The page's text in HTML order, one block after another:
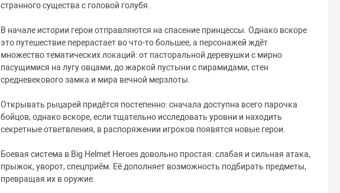
странного существа с головой голубя.
В начале истории герои отправляются на спасение принцессы. Однако вскоре
это путешествие перерастает во что-то большее, а персонажей ждёт
множество тематических локаций: от пасторальной деревушки с мирно
пасущимися на лугу овцами, до жаркой пустыни с пирамидами, стен
средневекового замка и мира вечной мерзлоты.
Открывать рыцарей придётся постепенно: сначала доступна всего парочка
бойцов, однако вскоре, если тщательно исследовать уровни и находить
секретные ответвления, в распоряжении игроков появятся новые герои.
Боевая система в Big Helmet Heroes довольно простая: слабая и сильная атака,
прыжок, уворот, спецприём. Её дополняет возможность подбирать предметы,
превращая их в оружие.